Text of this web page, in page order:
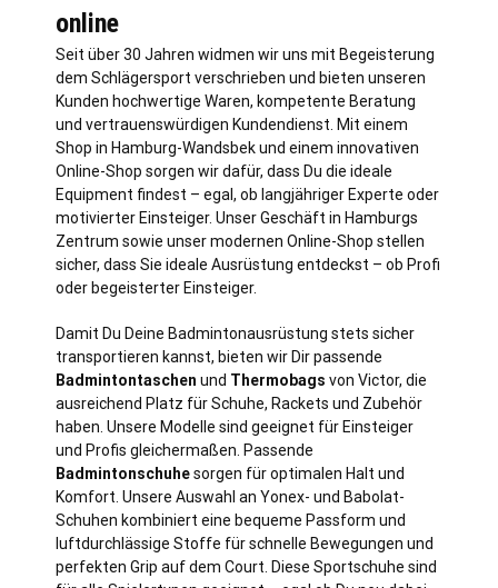
online
Seit über 30 Jahren widmen wir uns mit Begeisterung
dem Schlägersport verschrieben und bieten unseren
Kunden hochwertige Waren, kompetente Beratung
und vertrauenswürdigen Kundendienst. Mit einem
Shop in Hamburg-Wandsbek und einem innovativen
Online-Shop sorgen wir dafür, dass Du die ideale
Equipment findest – egal, ob langjähriger Experte oder
motivierter Einsteiger. Unser Geschäft in Hamburgs
Zentrum sowie unser modernen Online-Shop stellen
sicher, dass Sie ideale Ausrüstung entdeckst – ob Profi
oder begeisterter Einsteiger.
Damit Du Deine Badmintonausrüstung stets sicher
transportieren kannst, bieten wir Dir passende
Badmintontaschen und Thermobags von Victor, die
ausreichend Platz für Schuhe, Rackets und Zubehör
haben. Unsere Modelle sind geeignet für Einsteiger
und Profis gleichermaßen. Passende
Badmintonschuhesorgen für optimalen Halt und
Komfort. Unsere Auswahl an Yonex- und Babolat-
Schuhen kombiniert eine bequeme Passform und
luftdurchlässige Stoffe für schnelle Bewegungen und
perfekten Grip auf dem Court. Diese Sportschuhe sind